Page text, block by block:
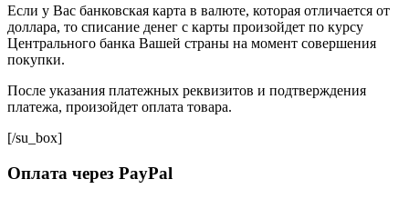
Если у Вас банковская карта в валюте, которая отличается от
доллара, то списание денег с карты произойдет по курсу
Центрального банка Вашей страны на момент совершения
покупки.
После указания платежных реквизитов и подтверждения
платежа, произойдет оплата товара.
[/su_box]
Оплата через PayPal